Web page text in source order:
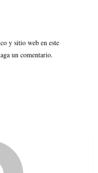
y sitio web en este
un comentario.